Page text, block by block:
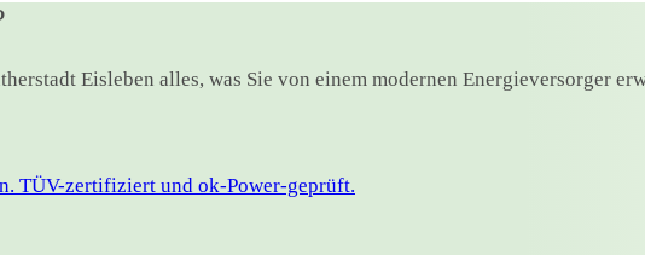
Eisleben alles, was Sie von einem modernen Energieversorger
TÜV-zertifiziert und ok-Power-geprüft.